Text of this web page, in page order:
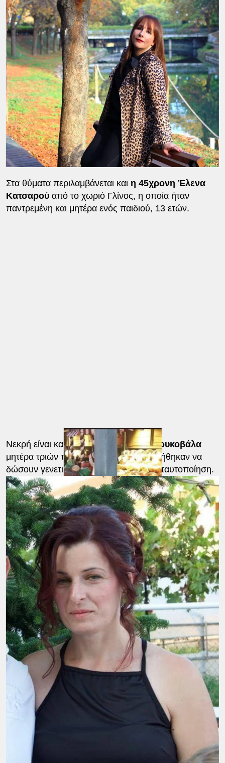
Στα θύματα περιλαμβάνεται και η 45χρονη Έλενα
Κατσαρούαπό το χωριό Γλίνος, η οποία ήταν
παντρεμένη και μητέρα ενός παιδιού, 13 ετών.
Νεκρή είναι καιη 56χρονη Βούλα Μπουκοβάλα
μητέρα τριών παιδιών. Οι γονείς της κλήθηκαν να
δώσουν γενετικό υλικό ώστε να γίνει η ταυτοποίηση.